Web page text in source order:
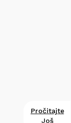
Pročitajte
Još